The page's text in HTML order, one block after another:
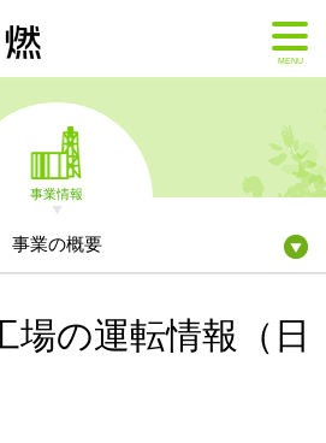
MENU
事業情報
事業の概要
場の運転情報（日